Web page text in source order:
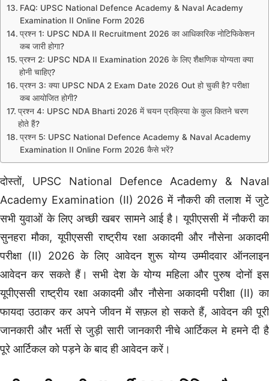
FAQ: UPSC National Defence Academy & Naval Academy
Examination II Online Form 2026
प्रश्न 1: UPSC NDA II Recruitment 2026 का आधिकारिक नोटिफिकेशन
कब जारी होगा?
प्रश्न 2: UPSC NDA II Examination 2026 के लिए शैक्षणिक योग्यता क्या
होनी चाहिए?
प्रश्न 3: क्या UPSC NDA 2 Exam Date 2026 Out हो चुकी है? परीक्षा
कब आयोजित होगी?
प्रश्न 4: UPSC NDA Bharti 2026 में चयन प्रक्रिया के कुल कितने चरण
होते हैं?
प्रश्न 5: UPSC National Defence Academy & Naval Academy
Examination II Online Form 2026 कैसे भरें?
दोस्तों, UPSC National Defence Academy & Naval
Academy Examination (II) 2026 में नौकरी की तलाश में जुटे
सभी युवाओं के लिए अच्छी खबर सामने आई है। यूपीएससी में नौकरी का
सुनहरा मौका, यूपीएससी राष्ट्रीय रक्षा अकादमी और नौसेना अकादमी
परीक्षा (II) 2026 के लिए आवेदन शुरू योग्य उम्मीदवार ऑनलाइन
आवेदन कर सकते हैं। सभी देश के योग्य महिला और पुरुष दोनों इस
यूपीएससी राष्ट्रीय रक्षा अकादमी और नौसेना अकादमी परीक्षा (II) का
फायदा उठाकर कर अपने जीवन में सफ़ल हो सकते हैं, आवेदन की पूरी
जानकारी और भर्ती से जुड़ी सारी जानकारी नीचे आर्टिकल मे हमने दी है
पूरे आर्टिकल को पड़ने के बाद ही आवेदन करें।